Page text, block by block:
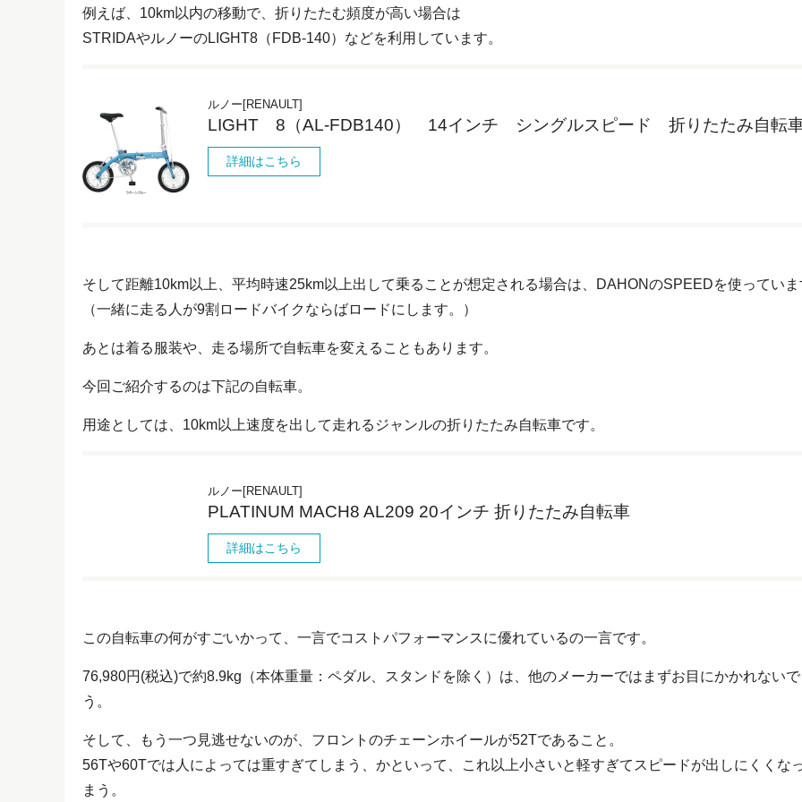
例えば、10km以内の移動で、折りたたむ頻度が高い場合は
STRIDAやルノーのLIGHT8（FDB-140）などを利用しています。
ルノー[RENAULT]
LIGHT 8（AL-FDB140） 14インチ シングルスピード 折りたたみ自転
詳細はこちら
そして距離10km以上、平均時速25km以上出して乗ることが想定される場合は、DAHONのSPEEDを使っていま
（一緒に走る人が9割ロードバイクならばロードにします。）
あとは着る服装や、走る場所で自転車を変えることもあります。
今回ご紹介するのは下記の自転車。
用途としては、10km以上速度を出して走れるジャンルの折りたたみ自転車です。
ルノー[RENAULT]
PLATINUM MACH8 AL209 20インチ 折りたたみ自転車
詳細はこちら
この自転車の何がすごいかって、一言でコストパフォーマンスに優れているの一言です。
76,980円(税込)で約8.9kg（本体重量：ペダル、スタンドを除く）は、他のメーカーではまずお目にかかれないで
う。
そして、もう一つ見逃せないのが、フロントのチェーンホイールが52Tであること。
56Tや60Tでは人によっては重すぎてしまう、かといって、これ以上小さいと軽すぎてスピードが出しにくくな
まう。